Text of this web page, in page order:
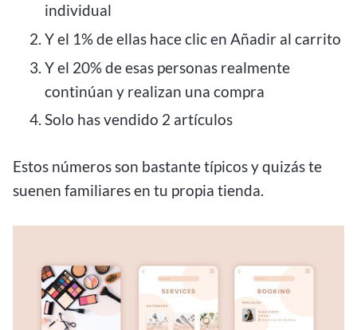
individual
Y el 1% de ellas hace clic en Añadir al carrito
Y el 20% de esas personas realmente
continúan y realizan una compra
Solo has vendido 2 artículos
Estos números son bastante típicos y quizás te
suenen familiares en tu propia tienda.